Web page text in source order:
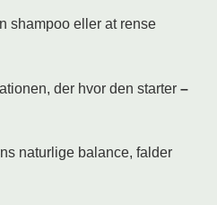
shampoo eller at rense
der hvor den starter –
naturlige balance, falder